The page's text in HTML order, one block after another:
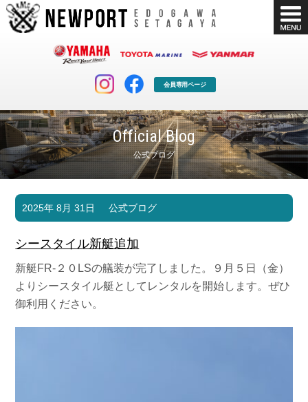
会員専用ページ
Official Blog
公式ブログ
マリンクラブ
マリンライフを堪能したい！
ボート販売
ボート免許
長年の実績と信頼！
店舗情報
Shop Info.
公式ブログ
Blog
2025年 8月 31日 公式ブログ
シースタイル新艇追加
新艇FR-２０LSの艤装が完了しました。９月５日（金）
よりシースタイル艇としてレンタルを開始します。ぜひ
御利用ください。